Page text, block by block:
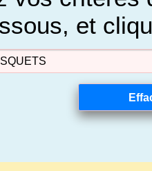
et